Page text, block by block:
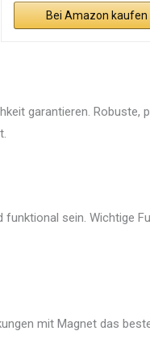
Bei Amazon kaufen
garantieren. Robuste,
sein. Wichtige
mit Magnet das